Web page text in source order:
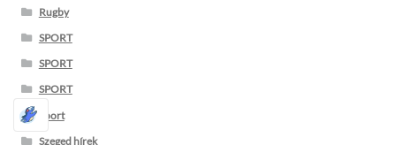
Rugby
SPORT
SPORT
SPORT
Sport
Szeged hírek